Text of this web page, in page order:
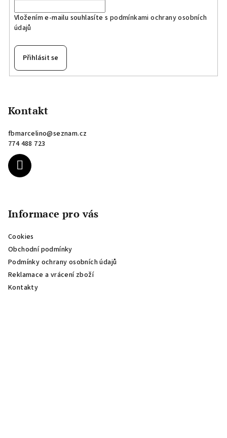
Vložením e-mailu souhlasíte s podmínkami ochrany osobních
údajů
Přihlásit se
Kontakt
fbmarcelino@seznam.cz
774 488 723
Informace pro vás
Cookies
Obchodní podmínky
Podmínky ochrany osobních údajů
Reklamace a vrácení zboží
Kontakty